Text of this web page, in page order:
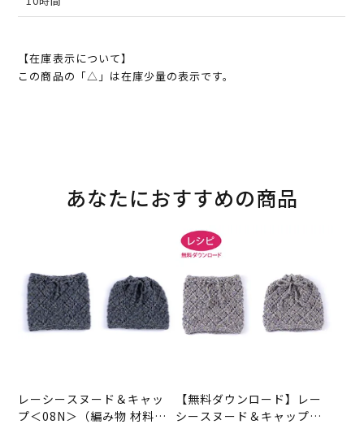
【在庫表示について】
この商品の「△」は在庫少量の表示です。
あなたにおすすめの商品
レーシースヌード＆キャッ
プ＜08N＞（編み物 材料セ
【無料ダウンロード】レー
シースヌード＆キャップ